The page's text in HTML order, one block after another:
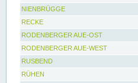
NIENBRÜGGE
RECKE
RODENBERGER AUE-OST
RODENBERGER AUE-WEST
RUSBEND
RÜHEN